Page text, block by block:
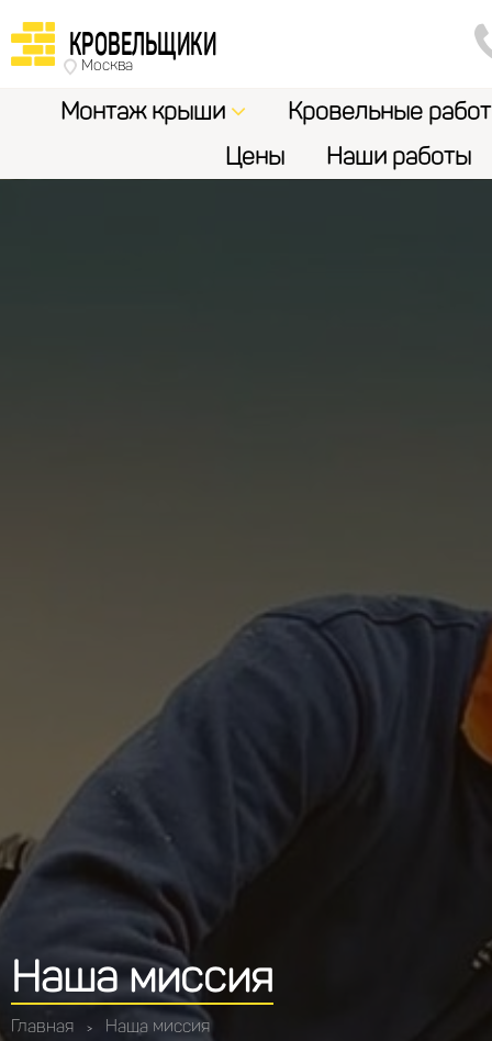
КРОВЕЛЬЩИКИ
Москва
Монтаж крыши
Кровельные
Цены
Наши работы
Наша миссия
Главная > Наша миссия